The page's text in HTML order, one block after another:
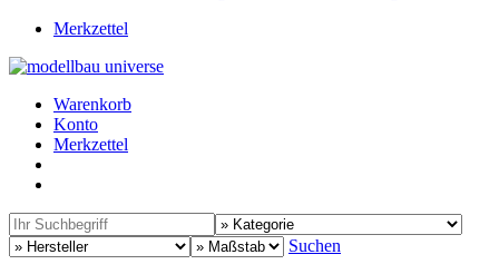
Merkzettel
Warenkorb
Konto
Merkzettel
Suchen